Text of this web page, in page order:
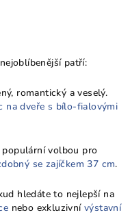
patří:
romantický a veselý.
na dveře s bílo-fialovými
populární volbou pro
se zajíčkem 37 cm.
hledáte to nejlepší na
nebo exkluzivnívýstavní